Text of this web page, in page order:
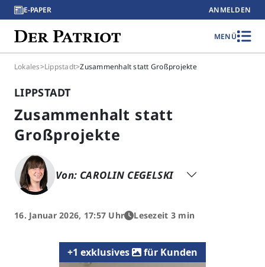
E-PAPER ANMELDEN
MENÜ
Lokales>Lippstadt>Zusammenhalt statt Großprojekte
LIPPSTADT
Zusammenhalt statt
Großprojekte
Von: CAROLIN CEGELSKI
16. Januar 2026, 17:57 Uhr Lesezeit 3 min
+1 exklusives für Kunden